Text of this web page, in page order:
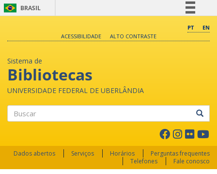
BRASIL
Comunica BR
PT
EN
ACESSIBILIDADE
ALTO CONTRASTE
Sistema de
Bibliotecas
UNIVERSIDADE FEDERAL DE UBERLÂNDIA
Dados abertos Serviços Horários
Perguntas frequentes
Telefones
Fale conosco